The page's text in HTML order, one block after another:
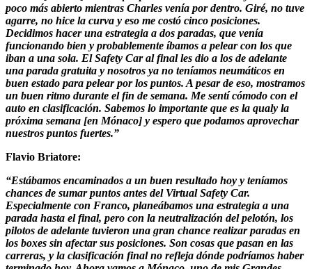
poco más abierto mientras Charles venía por dentro. Giré, no tuve
agarre, no hice la curva y eso me costó cinco posiciones.
Decidimos hacer una estrategia a dos paradas, que venía
funcionando bien y probablemente íbamos a pelear con los que
iban a una sola. El Safety Car al final les dio a los de adelante
una parada gratuita y nosotros ya no teníamos neumáticos en
buen estado para pelear por los puntos. A pesar de eso, mostramos
un buen ritmo durante el fin de semana. Me sentí cómodo con el
auto en clasificación. Sabemos lo importante que es la qualy la
próxima semana [en Mónaco] y espero que podamos aprovechar
nuestros puntos fuertes.”
Flavio Briatore:
“Estábamos encaminados a un buen resultado hoy y teníamos
chances de sumar puntos antes del Virtual Safety Car.
Especialmente con Franco, planeábamos una estrategia a una
parada hasta el final, pero con la neutralización del pelotón, los
pilotos de adelante tuvieron una gran chance realizar paradas en
los boxes sin afectar sus posiciones. Son cosas que pasan en las
carreras, y la clasificación final no refleja dónde podríamos haber